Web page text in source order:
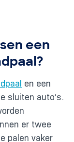
een
en een
sluiten auto’s.
er twee
palen vaker